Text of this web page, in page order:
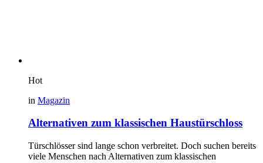
Hot
in Magazin
Alternativen zum klassischen Haustürschloss
Türschlösser sind lange schon verbreitet. Doch suchen bereits
viele Menschen nach Alternativen zum klassischen